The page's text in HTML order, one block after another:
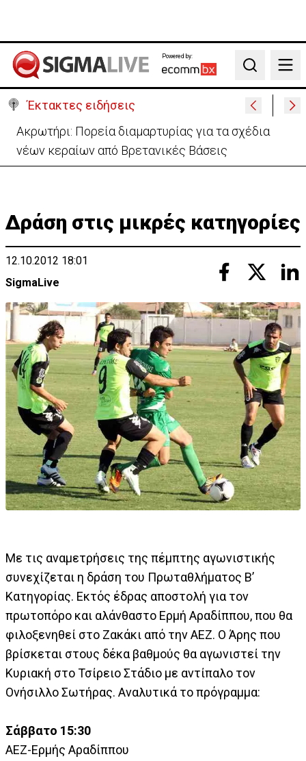
Powered by:
Search
Έκτακτες ειδήσεις
«Πόλεμος» Σάντσεθ-Μελόνι λόγω της Θέουτα:
Ελέγχους και από Ισπανία στα σύνορα
Δράση στις μικρές κατηγορίες
12.10.2012 18:01
SigmaLive
Με τις αναμετρήσεις της πέμπτης αγωνιστικής
συνεχίζεται η δράση του Πρωταθλήματος Β’
Κατηγορίας. Εκτός έδρας αποστολή για τον
πρωτοπόρο και αλάνθαστο Ερμή Αραδίππου, που θα
φιλοξενηθεί στο Ζακάκι από την ΑΕΖ. Ο Άρης που
βρίσκεται στους δέκα βαθμούς θα αγωνιστεί την
Κυριακή στο Τσίρειο Στάδιο με αντίπαλο τον
Ονήσιλλο Σωτήρας. Αναλυτικά το πρόγραμμα:
Σάββατο 15:30
ΑΕΖ-Ερμής Αραδίππου